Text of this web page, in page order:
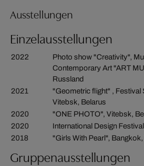
Ausstellungen
Einzelausstellungen
2022
Photo show "Creativity",
Contemporary Art "ART
Russland
2021
"Geometric flight" , Festival
Vitebsk, Belarus
2020
"ONE PHOTO", Vitebsk,
2020
International Design
2018
"Girls With Pearl", Bangkok,
Gruppenausstellungen